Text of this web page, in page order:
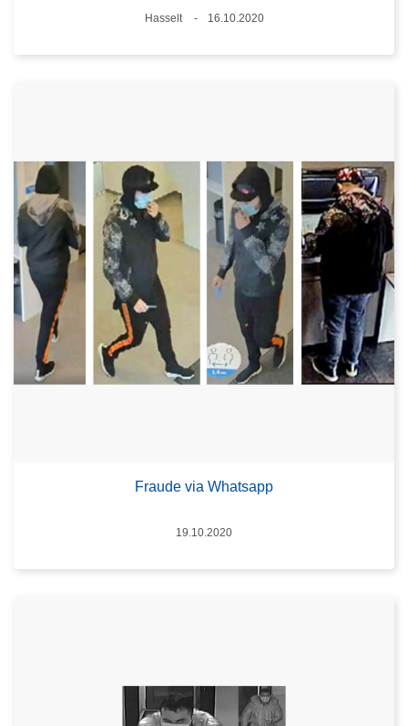
Standort
Hasselt
16.10.2020
Fraude via Whatsapp
Datum
19.10.2020